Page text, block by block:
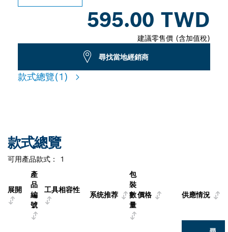
595.00 TWD
建議零售價 (含加值稅)
尋找當地經銷商
款式總覽(1)
款式總覽
可用產品款式： 1
展開
產
品
編
號
工具相容性
系统推荐
包
裝
數
量
價格 供應情況